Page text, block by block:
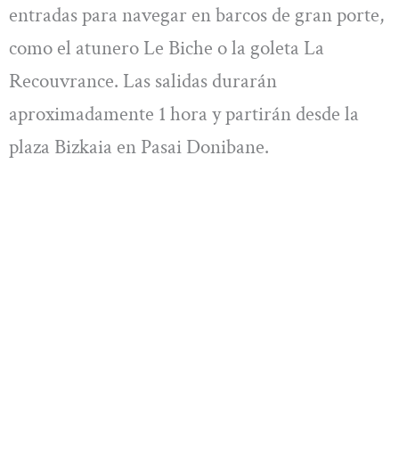
entradas para navegar en barcos de gran porte,
como el atunero Le Biche o la goleta La
Recouvrance. Las salidas durarán
aproximadamente 1 hora y partirán desde la
plaza Bizkaia en Pasai Donibane.